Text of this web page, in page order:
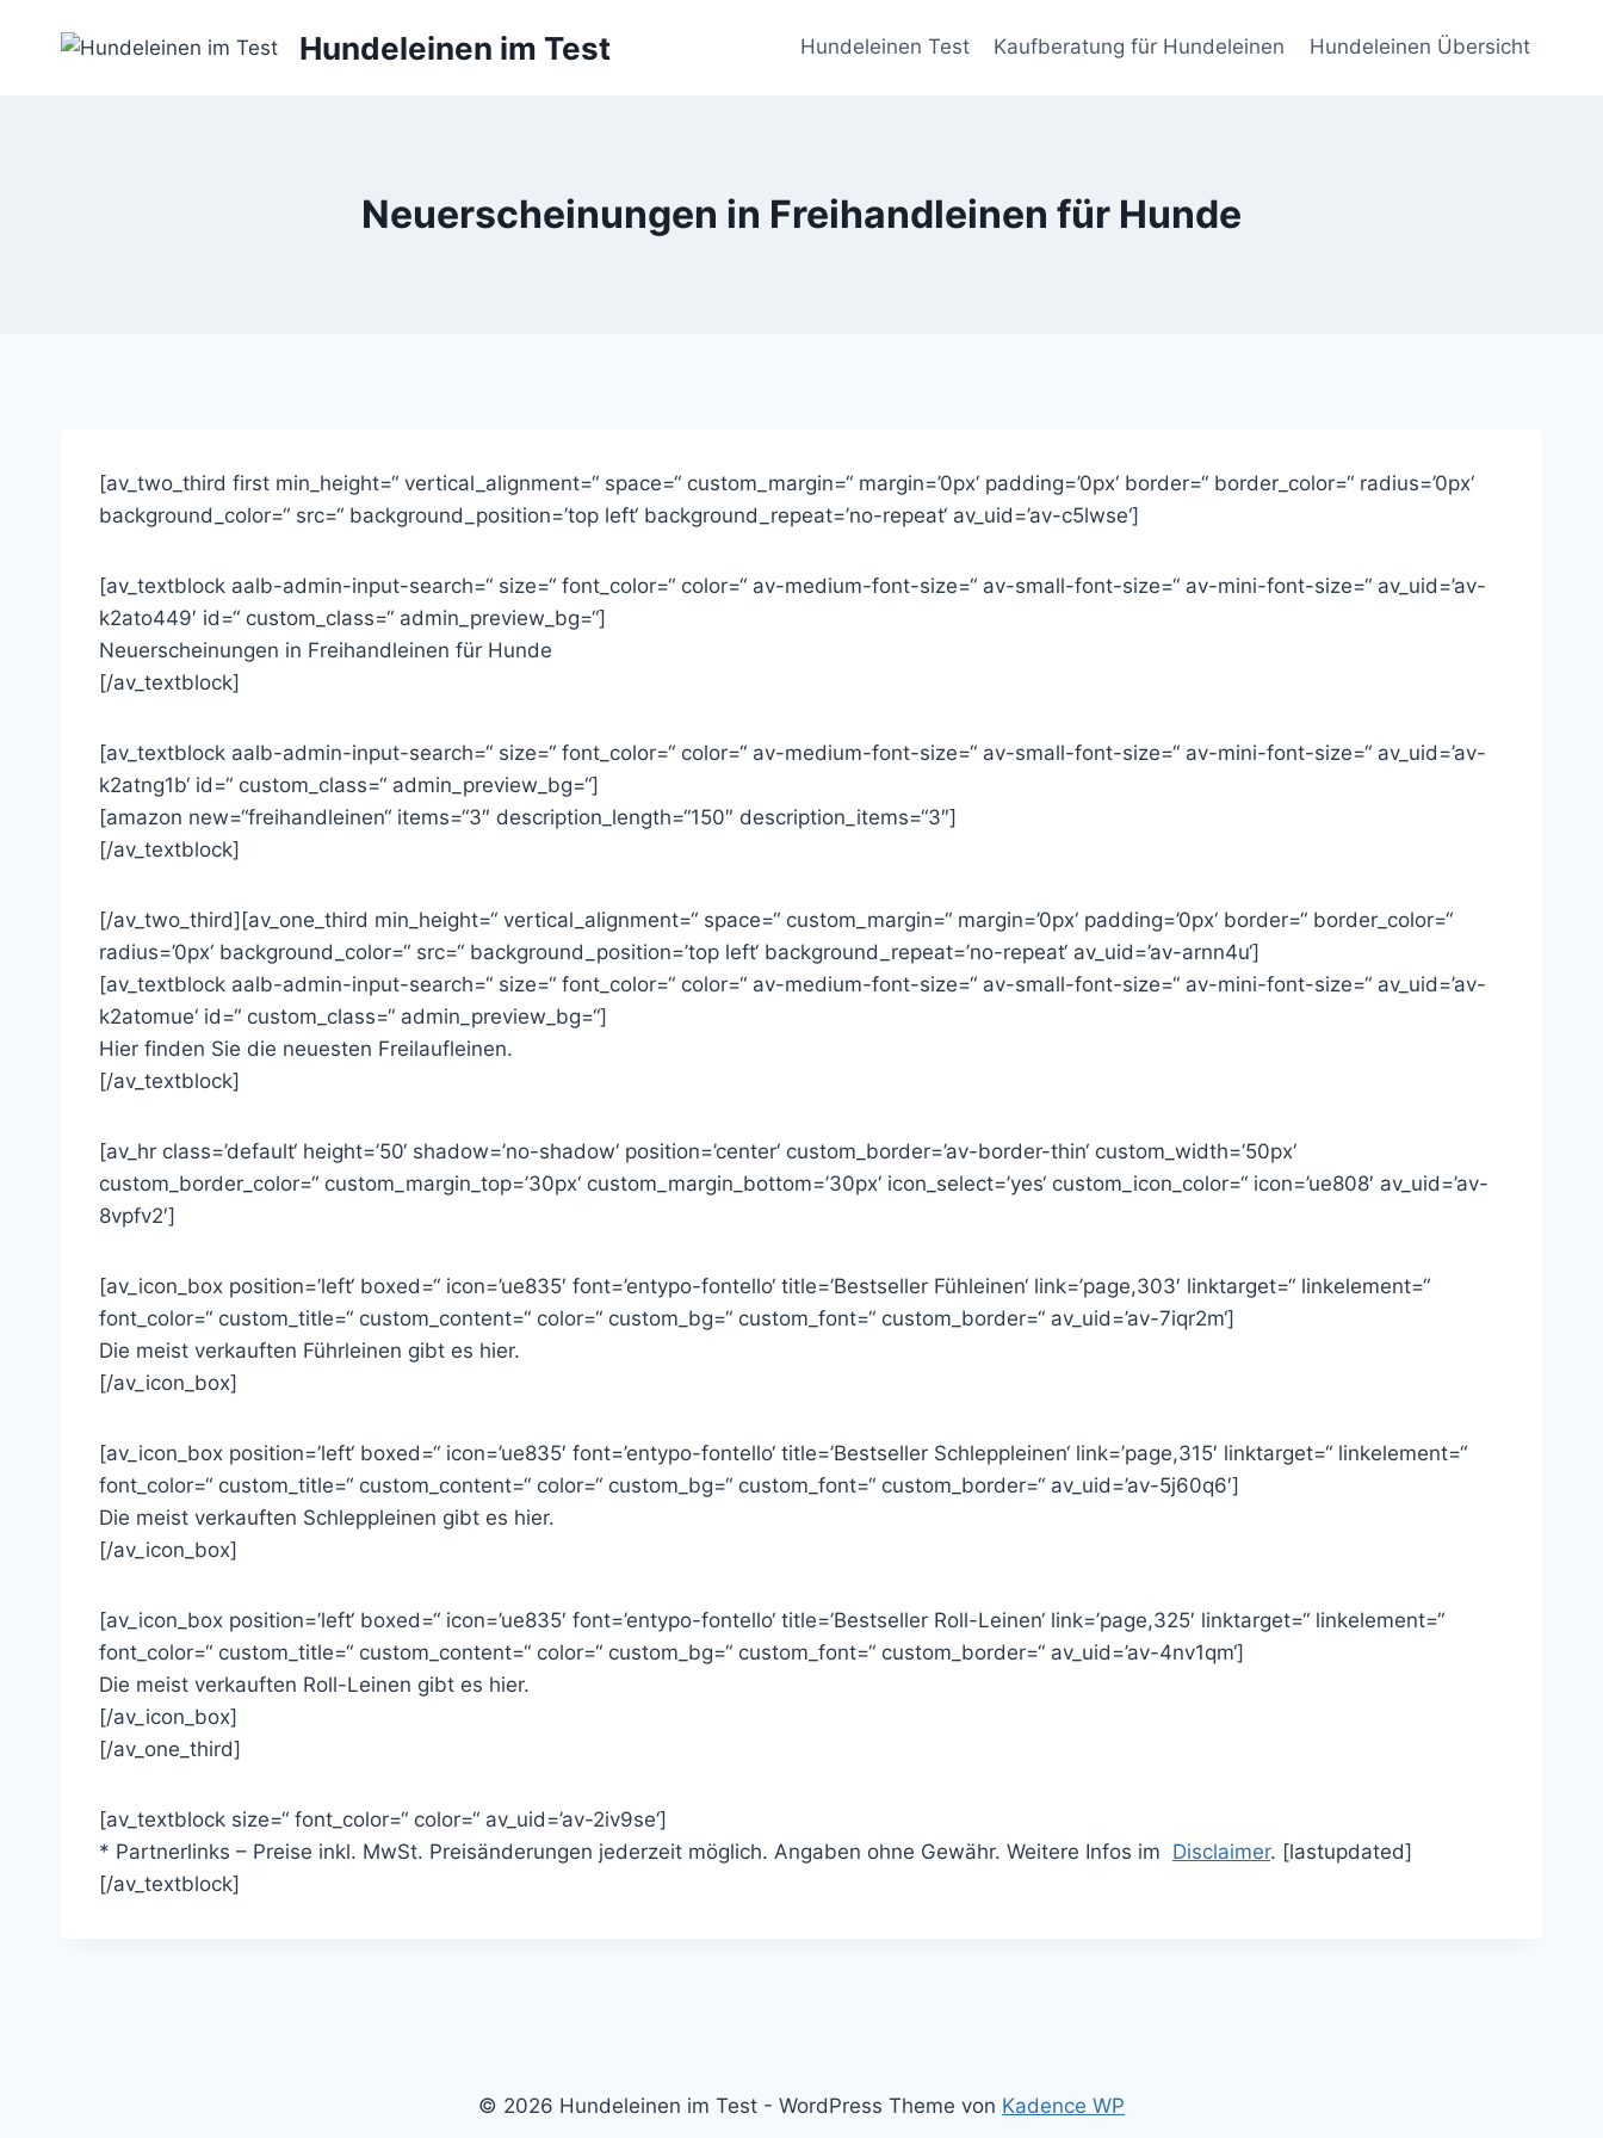
Hundeleinen im Test Hundeleinen Test Kaufberatung für Hundeleinen Hundeleinen Übersicht
Neuerscheinungen in Freihandleinen für Hunde
[av_two_third first min_height=“ vertical_alignment=“ space=“ custom_margin=“ margin=’0px‘ padding=’0px‘ border=“ border_color=“ radius=’0px‘
background_color=“ src=“ background_position=’top left‘ background_repeat=’no-repeat‘ av_uid=’av-c5lwse‘]
[av_textblock aalb-admin-input-search=“ size=“ font_color=“ color=“ av-medium-font-size=“ av-small-font-size=“ av-mini-font-size=“ av_uid=’av-
k2ato449′ id=“ custom_class=“ admin_preview_bg=“]
Neuerscheinungen in Freihandleinen für Hunde
[/av_textblock]
[av_textblock aalb-admin-input-search=“ size=“ font_color=“ color=“ av-medium-font-size=“ av-small-font-size=“ av-mini-font-size=“ av_uid=’av-
k2atng1b‘ id=“ custom_class=“ admin_preview_bg=“]
[amazon new=“freihandleinen“ items=“3″ description_length=“150″ description_items=“3″]
[/av_textblock]
[/av_two_third][av_one_third min_height=“ vertical_alignment=“ space=“ custom_margin=“ margin=’0px‘ padding=’0px‘ border=“ border_color=“
radius=’0px‘ background_color=“ src=“ background_position=’top left‘ background_repeat=’no-repeat‘ av_uid=’av-arnn4u‘]
[av_textblock aalb-admin-input-search=“ size=“ font_color=“ color=“ av-medium-font-size=“ av-small-font-size=“ av-mini-font-size=“ av_uid=’av-
k2atomue‘ id=“ custom_class=“ admin_preview_bg=“]
Hier finden Sie die neuesten Freilaufleinen.
[/av_textblock]
[av_hr class=’default‘ height=’50‘ shadow=’no-shadow‘ position=’center‘ custom_border=’av-border-thin‘ custom_width=’50px‘
custom_border_color=“ custom_margin_top=’30px‘ custom_margin_bottom=’30px‘ icon_select=’yes‘ custom_icon_color=“ icon=’ue808′ av_uid=’av-
8vpfv2′]
[av_icon_box position=’left‘ boxed=“ icon=’ue835′ font=’entypo-fontello‘ title=’Bestseller Fühleinen‘ link=’page,303′ linktarget=“ linkelement=“
font_color=“ custom_title=“ custom_content=“ color=“ custom_bg=“ custom_font=“ custom_border=“ av_uid=’av-7iqr2m‘]
Die meist verkauften Führleinen gibt es hier.
[/av_icon_box]
[av_icon_box position=’left‘ boxed=“ icon=’ue835′ font=’entypo-fontello‘ title=’Bestseller Schleppleinen‘ link=’page,315′ linktarget=“ linkelement=“
font_color=“ custom_title=“ custom_content=“ color=“ custom_bg=“ custom_font=“ custom_border=“ av_uid=’av-5j60q6′]
Die meist verkauften Schleppleinen gibt es hier.
[/av_icon_box]
[av_icon_box position=’left‘ boxed=“ icon=’ue835′ font=’entypo-fontello‘ title=’Bestseller Roll-Leinen‘ link=’page,325′ linktarget=“ linkelement=“
font_color=“ custom_title=“ custom_content=“ color=“ custom_bg=“ custom_font=“ custom_border=“ av_uid=’av-4nv1qm‘]
Die meist verkauften Roll-Leinen gibt es hier.
[/av_icon_box]
[/av_one_third]
[av_textblock size=“ font_color=“ color=“ av_uid=’av-2iv9se‘]
* Partnerlinks – Preise inkl. MwSt. Preisänderungen jederzeit möglich. Angaben ohne Gewähr. Weitere Infos im Disclaimer. [lastupdated]
[/av_textblock]
© 2026 Hundeleinen im Test - WordPress Theme von Kadence WP